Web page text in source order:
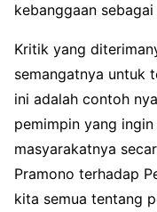
kebanggaan
Kritik yang
semangatnya untuk
ini adalah contoh
pemimpin yang
masyarakatnya
Pramono terhadap
kita semua tentang